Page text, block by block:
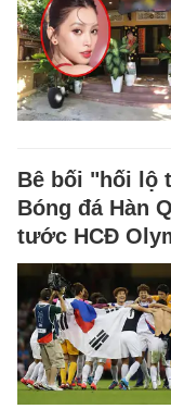
Bê bối "hối lộ
Bóng đá Hàn
tước HCĐ